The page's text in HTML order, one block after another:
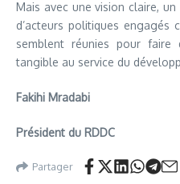
Mais avec une vision claire,
d’acteurs politiques engagés
semblent réunies pour
tangible au service du
Fakihi Mradabi
Président du RDDC
Partager